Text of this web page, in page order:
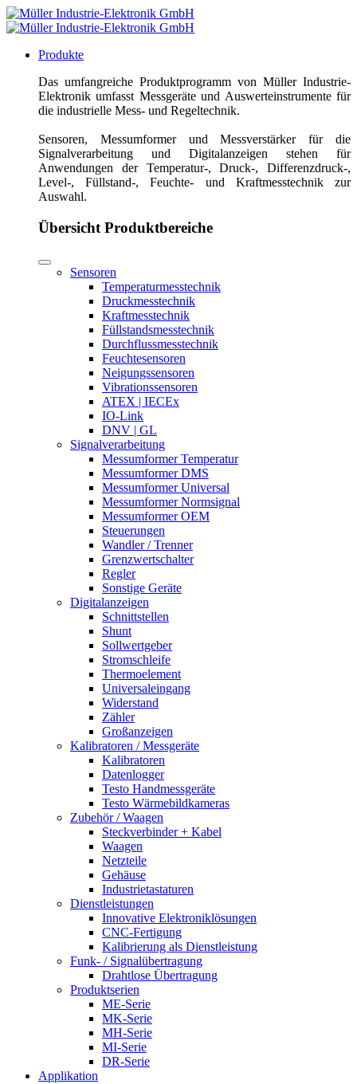
Produkte
Das umfangreiche Produktprogramm von Müller Industrie-
Elektronik umfasst Messgeräte und Auswerteinstrumente für
die industrielle Mess- und Regeltechnik.
Sensoren, Messumformer und Messverstärker für die
Signalverarbeitung und Digitalanzeigen stehen für
Anwendungen der Temperatur-, Druck-, Differenzdruck-,
Level-, Füllstand-, Feuchte- und Kraftmesstechnik zur
Auswahl.
Übersicht Produktbereiche
Sensoren
Temperaturmesstechnik
Druckmesstechnik
Kraftmesstechnik
Füllstandsmesstechnik
Durchflussmesstechnik
Feuchtesensoren
Neigungssensoren
Vibrationssensoren
ATEX | IECEx
IO-Link
DNV | GL
Signalverarbeitung
Messumformer Temperatur
Messumformer DMS
Messumformer Universal
Messumformer Normsignal
Messumformer OEM
Steuerungen
Wandler / Trenner
Grenzwertschalter
Regler
Sonstige Geräte
Digitalanzeigen
Schnittstellen
Shunt
Sollwertgeber
Stromschleife
Thermoelement
Universaleingang
Widerstand
Zähler
Großanzeigen
Kalibratoren / Messgeräte
Kalibratoren
Datenlogger
Testo Handmessgeräte
Testo Wärmebildkameras
Zubehör / Waagen
Steckverbinder + Kabel
Waagen
Netzteile
Gehäuse
Industrietastaturen
Dienstleistungen
Innovative Elektroniklösungen
CNC-Fertigung
Kalibrierung als Dienstleistung
Funk- / Signalübertragung
Drahtlose Übertragung
Produktserien
ME-Serie
MK-Serie
MH-Serie
MI-Serie
DR-Serie
Applikation